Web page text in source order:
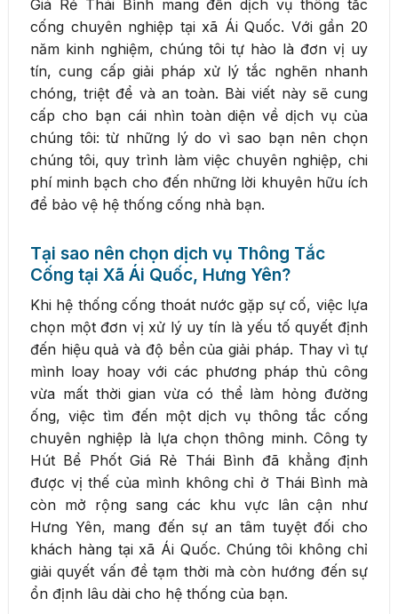
Giá Rẻ Thái Bình mang đến dịch vụ thông tắc
cống chuyên nghiệp tại xã Ái Quốc. Với gần 20
năm kinh nghiệm, chúng tôi tự hào là đơn vị uy
tín, cung cấp giải pháp xử lý tắc nghẽn nhanh
chóng, triệt để và an toàn. Bài viết này sẽ cung
cấp cho bạn cái nhìn toàn diện về dịch vụ của
chúng tôi: từ những lý do vì sao bạn nên chọn
chúng tôi, quy trình làm việc chuyên nghiệp, chi
phí minh bạch cho đến những lời khuyên hữu ích
để bảo vệ hệ thống cống nhà bạn.
Tại sao nên chọn dịch vụ Thông Tắc
Cống tại Xã Ái Quốc, Hưng Yên?
Khi hệ thống cống thoát nước gặp sự cố, việc lựa
chọn một đơn vị xử lý uy tín là yếu tố quyết định
đến hiệu quả và độ bền của giải pháp. Thay vì tự
mình loay hoay với các phương pháp thủ công
vừa mất thời gian vừa có thể làm hỏng đường
ống, việc tìm đến một dịch vụ thông tắc cống
chuyên nghiệp là lựa chọn thông minh. Công ty
Hút Bể Phốt Giá Rẻ Thái Bình đã khẳng định
được vị thế của mình không chỉ ở Thái Bình mà
còn mở rộng sang các khu vực lân cận như
Hưng Yên, mang đến sự an tâm tuyệt đối cho
khách hàng tại xã Ái Quốc. Chúng tôi không chỉ
giải quyết vấn đề tạm thời mà còn hướng đến sự
ổn định lâu dài cho hệ thống của bạn.